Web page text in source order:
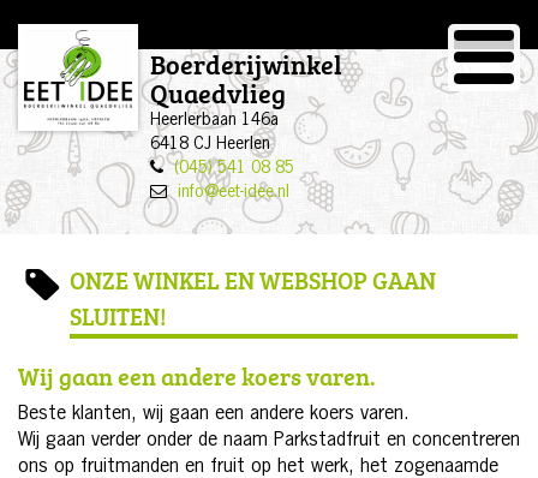
Boerderijwinkel
Quaedvlieg
Heerlerbaan 146a
6418 CJ Heerlen
(045) 541 08 85
info@eet-idee.nl
ONZE WINKEL EN WEBSHOP GAAN
SLUITEN!
Wij gaan een andere koers varen.
Beste klanten, wij gaan een andere koers varen.
Wij gaan verder onder de naam Parkstadfruit en concentreren
ons op fruitmanden en fruit op het werk, het zogenaamde